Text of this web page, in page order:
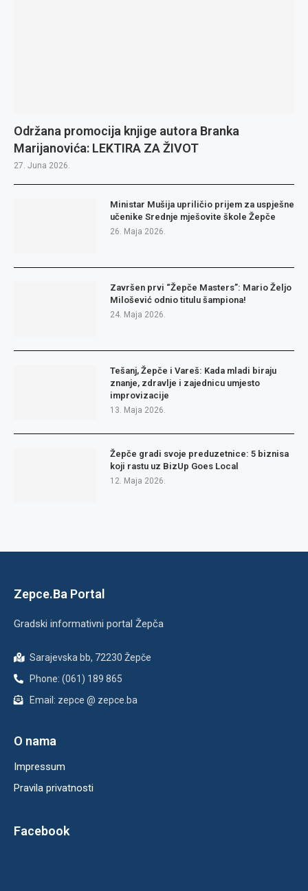
Održana promocija knjige autora Branka
Marijanovića: LEKTIRA ZA ŽIVOT
27. Juna 2026.
Ministar Mušija upriličio prijem za uspješne
učenike Srednje mješovite škole Žepče
26. Maja 2026.
Završen prvi “Žepče Masters”: Mario Željo
Milošević odnio titulu šampiona!
24. Maja 2026.
Tešanj, Žepče i Vareš: Kada mladi biraju
znanje, zdravlje i zajednicu umjesto
improvizacije
13. Maja 2026.
Žepče gradi svoje preduzetnice: 5 biznisa
koji rastu uz BizUp Goes Local
12. Maja 2026.
Zepce.Ba Portal
Gradski informativni portal Žepča
Sarajevska bb, 72230 Žepče
Phone: (061) 189 865
Email: zepce @ zepce.ba
O nama
Impressum
Pravila privatnosti
Facebook